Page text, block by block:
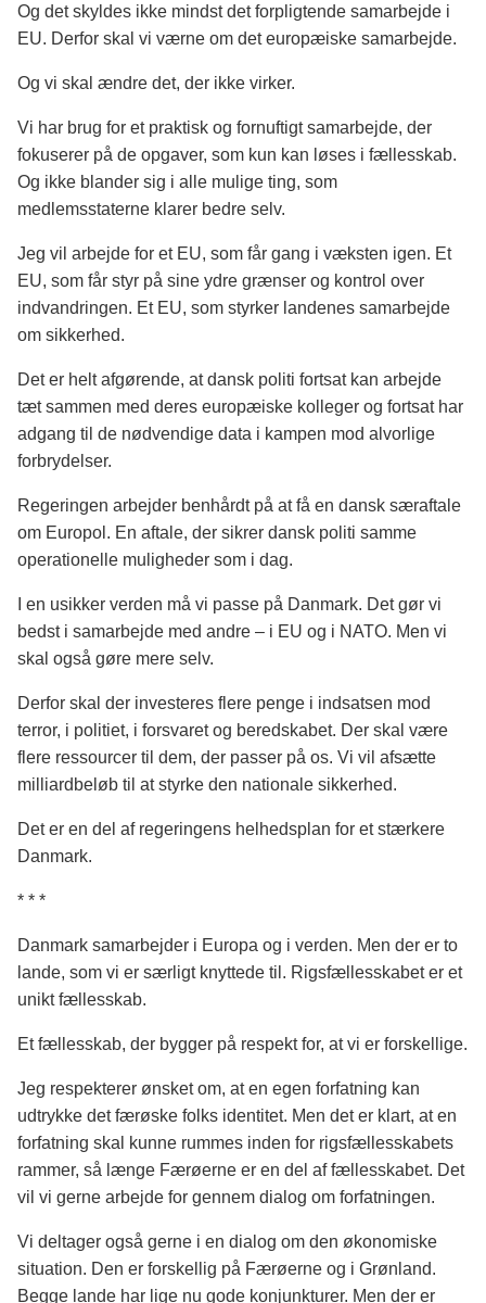
Og det skyldes ikke mindst det forpligtende samarbejde i
EU. Derfor skal vi værne om det europæiske samarbejde.
Og vi skal ændre det, der ikke virker.
Vi har brug for et praktisk og fornuftigt samarbejde, der
fokuserer på de opgaver, som kun kan løses i fællesskab.
Og ikke blander sig i alle mulige ting, som
medlemsstaterne klarer bedre selv.
Jeg vil arbejde for et EU, som får gang i væksten igen. Et
EU, som får styr på sine ydre grænser og kontrol over
indvandringen. Et EU, som styrker landenes samarbejde
om sikkerhed.
Det er helt afgørende, at dansk politi fortsat kan arbejde
tæt sammen med deres europæiske kolleger og fortsat har
adgang til de nødvendige data i kampen mod alvorlige
forbrydelser.
Regeringen arbejder benhårdt på at få en dansk særaftale
om Europol. En aftale, der sikrer dansk politi samme
operationelle muligheder som i dag.
I en usikker verden må vi passe på Danmark. Det gør vi
bedst i samarbejde med andre – i EU og i NATO. Men vi
skal også gøre mere selv.
Derfor skal der investeres flere penge i indsatsen mod
terror, i politiet, i forsvaret og beredskabet. Der skal være
flere ressourcer til dem, der passer på os. Vi vil afsætte
milliardbeløb til at styrke den nationale sikkerhed.
Det er en del af regeringens helhedsplan for et stærkere
Danmark.
* * *
Danmark samarbejder i Europa og i verden. Men der er to
lande, som vi er særligt knyttede til. Rigsfællesskabet er et
unikt fællesskab.
Et fællesskab, der bygger på respekt for, at vi er forskellige.
Jeg respekterer ønsket om, at en egen forfatning kan
udtrykke det færøske folks identitet. Men det er klart, at en
forfatning skal kunne rummes inden for rigsfællesskabets
rammer, så længe Færøerne er en del af fællesskabet. Det
vil vi gerne arbejde for gennem dialog om forfatningen.
Vi deltager også gerne i en dialog om den økonomiske
situation. Den er forskellig på Færøerne og i Grønland.
Begge lande har lige nu gode konjunkturer. Men der er